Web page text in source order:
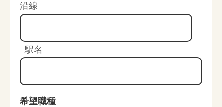
沿線
駅名
希望職種